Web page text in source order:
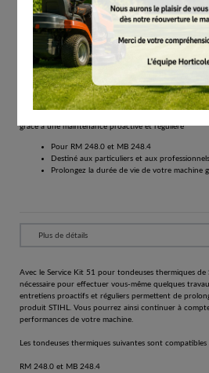
# 63500074102
Consommables
21.90
Tous les prix comprennent la TVA de 21%.
Réserver
grâce à une maintenance proactive et régulière
Pour RM 248.0 et MB 248.4
Destiné aux particuliers et aux professionnels
Prolongez la durée de vie de votre
Avec le Service Kit 51 pour tondeuses thermiques de
nécessaire pour effectuer vous-même quelques
entretiens proactifs et réguliers permettent de
produit STIHL. Vous pourrez ainsi continuer à
performances de votre machine.
Les tondeuses thermiques suivantes sont
RM 248.0 et MB 248.4